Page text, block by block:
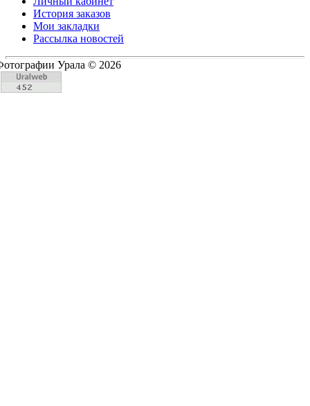
История заказов
Мои закладки
Рассылка новостей
Урала © 2026